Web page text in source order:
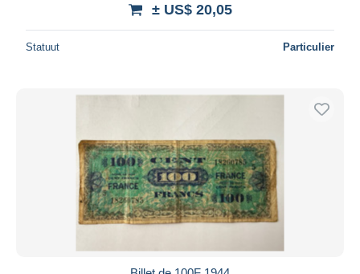
± US$ 20,05
Statuut Particulier